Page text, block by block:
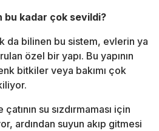
bu kadar çok sevildi?
da bilinen bu sistem, evlerin ya
özel bir yapı. Bu yapının
bitkiler veya bakımı çok
su sızdırmaması için
ardından suyun akıp gitmesi